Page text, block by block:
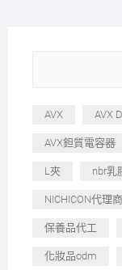
AVX AVX
AVX鉭質電容器
L夾 nbr乳
NICHICON代理商
保養品代工
化妝品odm